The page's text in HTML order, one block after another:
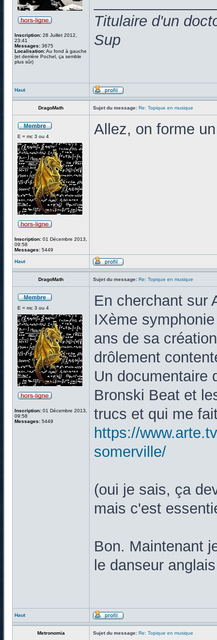
Inscription: 28 Juillet 2012,
23:41
Messages: 3675
Localisation:Au fond à gauche
(et derrière Pochel, ça semble
plus sûr)
Titulaire d'un
Sup
Haut
DragoMath Sujet du message: Re: Topique en musique
E = mc 3 ou 4
Inscription: 01 Décembre 2013,
09:58
Messages: 5449
Allez, on forme
Haut
DragoMath Sujet du message: Re: Topique en musique
E = mc 3 ou 4
Inscription: 01 Décembre 2013,
09:58
Messages: 5449
En cherchant sur
IXème
ans de sa
drôlement
Un documentaire
Bronski Beat et
trucs et qui me
https://
somerville/
(oui je sais, ça
mais c'est
Bon. Maintenant
le danseur
Haut
Metronomia Sujet du message: Re: Topique en musique